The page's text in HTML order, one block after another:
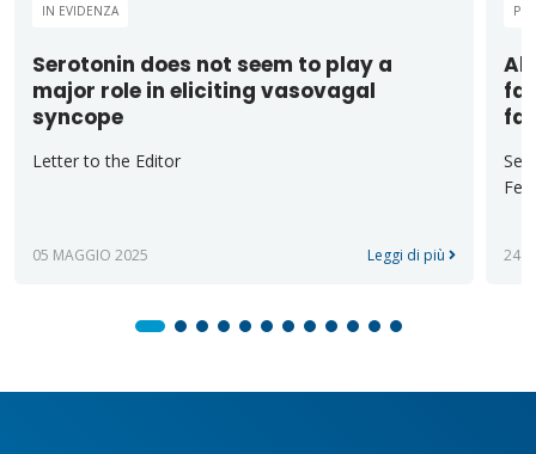
IN EVIDENZA
Serotonin does not seem to play a
major role in eliciting vasovagal
syncope
Letter to the Editor
05 MAGGIO 2025 Leggi di più 24